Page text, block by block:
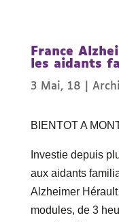
France
les aidants
3 Mai, 18
BIENTOT A
Investie depuis
aux aidants
Alzheimer
modules, de 3